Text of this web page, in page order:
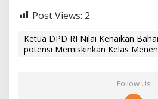
Post Views: 2
Ketua DPD RI Nilai Kenaikan
potensi Memiskinkan Kelas
Follow Us